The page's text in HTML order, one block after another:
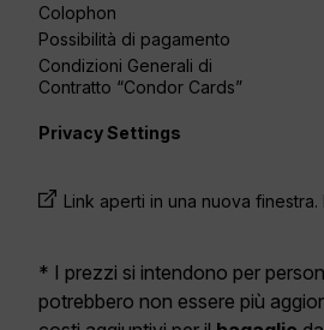
Colophon
Possibilità di pagamento
Condizioni Generali di
Contratto “Condor Cards”
Privacy Settings
Link aperti in una nuova
* I prezzi si intendono per
potrebbero non essere più